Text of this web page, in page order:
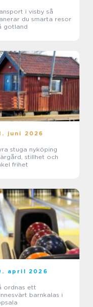
i visby så
du smarta resor
gotland
juni 2026
stuga nyköping
stillhet och
frihet
april 2026
ordnas ett
barnkalas i